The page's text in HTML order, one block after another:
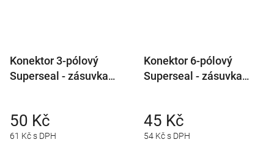
Konektor 3-pólový
Superseal - zásuvka
61 Kč s DPH
50 Kč
Konektor 6-pólový
Superseal - zásuvka
54 Kč s DPH
45 Kč